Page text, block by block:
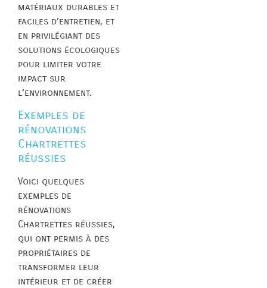
matériaux durables et
faciles d’entretien, et
en privilégiant des
solutions écologiques
pour limiter votre
impact sur
l’environnement.
Exemples de
rénovations
Chartrettes
réussies
Voici quelques
exemples de
rénovations
Chartrettes réussies,
qui ont permis à des
propriétaires de
transformer leur
intérieur et de créer